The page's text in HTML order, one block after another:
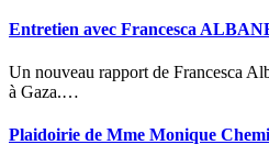
Entretien avec Francesca
Un nouveau rapport de Francesca Albanese met en cause la responsabilité directe des entreprises privées dans le génocide en cours
à Gaza.…
Plaidoirie de Mme Monique